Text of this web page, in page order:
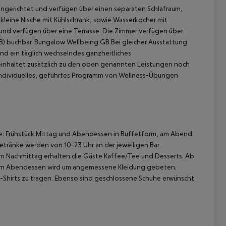
und verfügen über einen separaten Schlafraum,
Nische mit Kühlschrank, sowie Wasserkocher mit
verfügen über eine Terrasse. Die Zimmer verfügen über
buchbar. Bungalow Wellbeing GB Bei gleicher Ausstattung
ein täglich wechselndes ganzheitliches
zusätzlich zu den oben genannten Leistungen noch
geführtes Programm von Wellness-Übungen
Frühstück Mittag und Abendessen in Buffetform, am Abend
werden von 10-23 Uhr an der jeweiligen Bar
Nachmittag erhalten die Gäste Kaffee/Tee und Desserts. Ab
Abendessen wird um angemessene Kleidung gebeten.
zu tragen. Ebenso sind geschlossene Schuhe erwünscht.